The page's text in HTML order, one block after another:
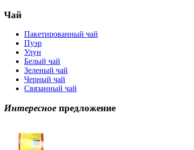
Чай
Пакетированный чай
Пуэр
Улун
Белый чай
Зеленый чай
Черный чай
Связанный чай
Интересное предложение